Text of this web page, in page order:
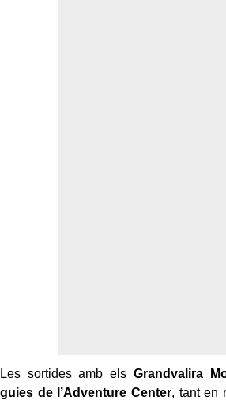
Les sortides amb els Grandvalira
guies de l’Adventure Center, tant en